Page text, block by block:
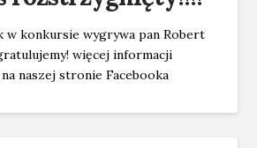
w konkursie wygrywa pan Robert
więcej informacji
naszej stronie Facebooka